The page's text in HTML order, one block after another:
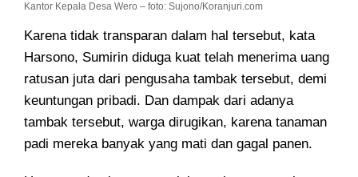
Kantor Kepala Desa Wero – foto: Sujono/Koranjuri.com
Karena tidak transparan dalam hal tersebut, kata
Harsono, Sumirin diduga kuat telah menerima uang
ratusan juta dari pengusaha tambak tersebut, demi
keuntungan pribadi. Dan dampak dari adanya
tambak tersebut, warga dirugikan, karena tanaman
padi mereka banyak yang mati dan gagal panen.